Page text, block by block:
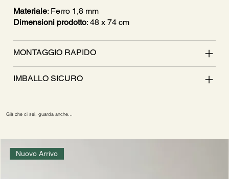
Materiale: Ferro 1,8 mm
Dimensioni prodotto: 48 x 74 cm
MONTAGGIO RAPIDO
IMBALLO SICURO
Già che ci sei, guarda anche…
Nuovo Arrivo